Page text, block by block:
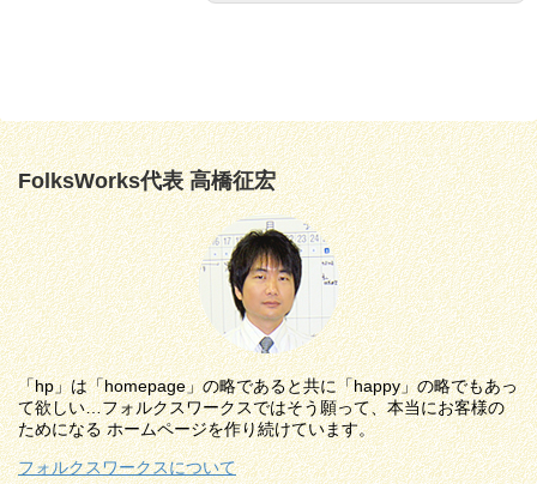
FolksWorks代表 高橋征宏
「hp」は「homepage」の略であると共に「happy」の略でもあっ
て欲しい…フォルクスワークスではそう願って、本当にお客様の
ためになる ホームページを作り続けています。
フォルクスワークスについて